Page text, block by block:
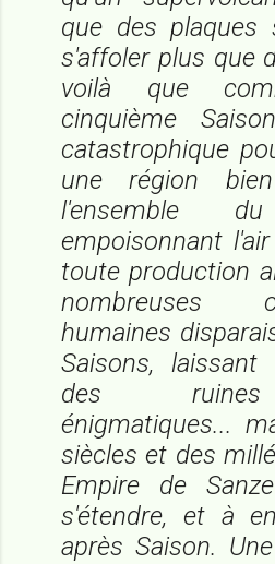
que des
s'affoler plus que
voilà que
cinquième
catastrophique
une région
l'ensemble
empoisonnant
toute production
nombreuses
humaines
Saisons, laissant
des
énigmatiques...
siècles et des
Empire de
s'étendre, et à
après Saison.